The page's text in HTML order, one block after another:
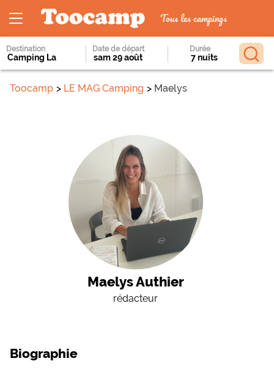
Tous les campings
Destination Date de départ Durée
Toocamp LE MAG Camping Maelys
Maelys Authier
rédacteur
Biographie